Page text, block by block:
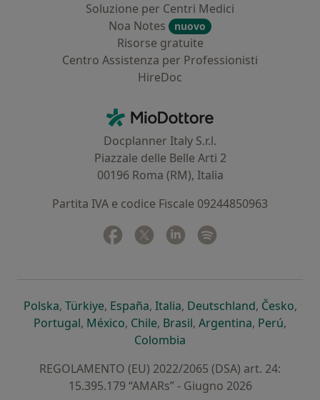
Soluzione per Centri Medici
Noa Notes
nuovo
Risorse gratuite
Centro Assistenza per Professionisti
HireDoc
MioDottore - Homepage
Docplanner Italy S.r.l.
Piazzale delle Belle Arti 2
00196 Roma (RM), Italia
Partita IVA e codice Fiscale 09244850963
Facebook
si apre in una nuova scheda
Twitter
si apre in una nuova scheda
Linkedin
si apre in una nuova
Polskasi apre in una nuova scheda
, Türkiyesi apre in una nuova scheda
, Españasi apre in una nuova scheda
, Italiasi apre in una nuova
, Deutschlandsi apre in
, Českosi
,
Portugalsi apre in una nuova scheda
, Méxicosi apre in una nuova scheda
, Chilesi apre in una nuova scheda
, Brasilsi apre in una nuova
, Argentinasi apre in
, Perúsi
,
Colombia
REGOLAMENTO (EU) 2022/2065 (DSA) art. 24:
15.395.179 “AMARs” - Giugno 2026